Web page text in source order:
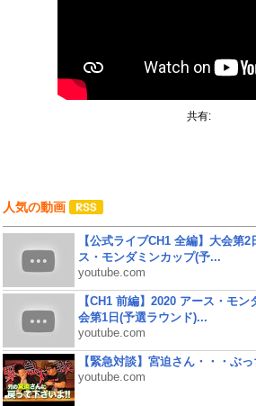
共有:
人気の動画
【公式ライブCH1 全編】大会第2
ス・モンダミンカップ(予...
youtube.com
【CH1 前編】2020 アース・モン
会第1日(予選ラウンド)...
youtube.com
【緊急対談】宮迫さん・・・ぶ
youtube.com